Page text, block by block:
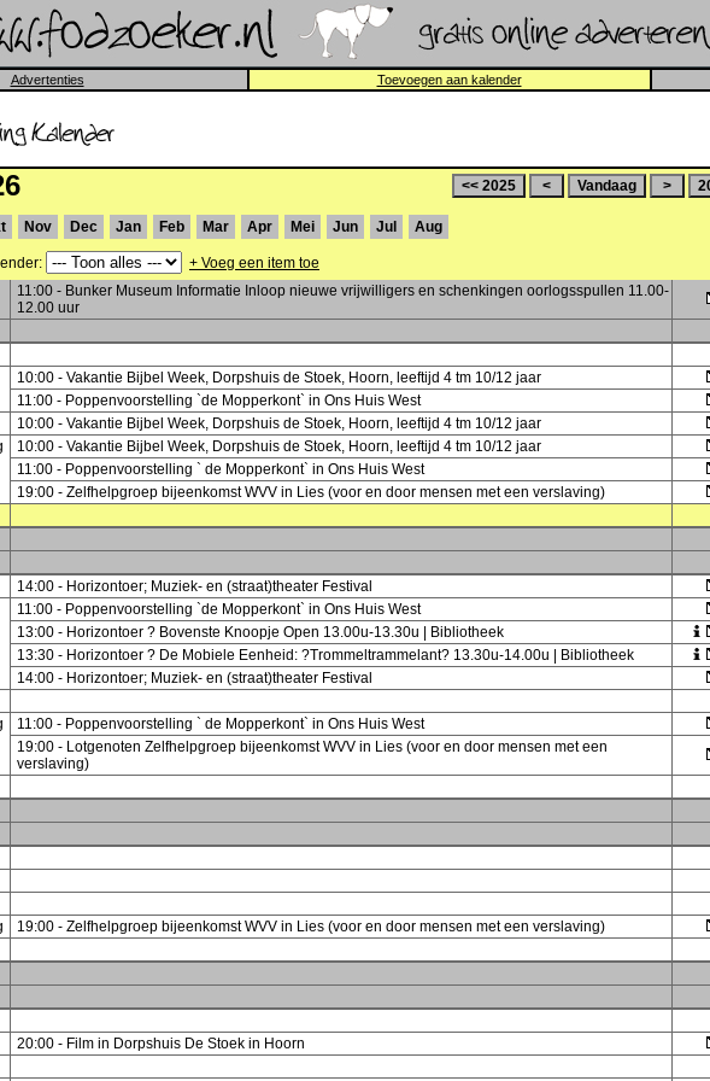
Advertenties Toevoegen aan kalender
Nov Dec Jan Feb Mar Apr Mei Jun Jul Aug
+ Voeg een item toe
11:00 - Bunker Museum Informatie Inloop nieuwe vrijwilligers en schenkingen oorlogsspullen 11.00-
12.00 uur
10:00 - Vakantie Bijbel Week, Dorpshuis de Stoek, Hoorn, leeftijd 4 tm 10/12 jaar
11:00 - Poppenvoorstelling `de Mopperkont` in Ons Huis West
10:00 - Vakantie Bijbel Week, Dorpshuis de Stoek, Hoorn, leeftijd 4 tm 10/12 jaar
10:00 - Vakantie Bijbel Week, Dorpshuis de Stoek, Hoorn, leeftijd 4 tm 10/12 jaar
11:00 - Poppenvoorstelling ` de Mopperkont` in Ons Huis West
19:00 - Zelfhelpgroep bijeenkomst WVV in Lies (voor en door mensen met een verslaving)
14:00 - Horizontoer; Muziek- en (straat)theater Festival
11:00 - Poppenvoorstelling `de Mopperkont` in Ons Huis West
13:00 - Horizontoer ? Bovenste Knoopje Open 13.00u-13.30u | Bibliotheek
13:30 - Horizontoer ? De Mobiele Eenheid: ?Trommeltrammelant? 13.30u-14.00u | Bibliotheek
14:00 - Horizontoer; Muziek- en (straat)theater Festival
11:00 - Poppenvoorstelling ` de Mopperkont` in Ons Huis West
19:00 - Lotgenoten Zelfhelpgroep bijeenkomst WVV in Lies (voor en door mensen met een
verslaving)
19:00 - Zelfhelpgroep bijeenkomst WVV in Lies (voor en door mensen met een verslaving)
20:00 - Film in Dorpshuis De Stoek in Hoorn